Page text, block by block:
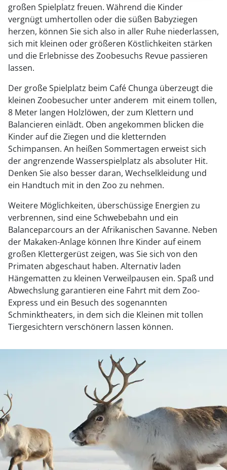
großen Spielplatz freuen. Während die Kinder
vergnügt umhertollen oder die süßen Babyziegen
herzen, können Sie sich also in aller Ruhe niederlassen,
sich mit kleinen oder größeren Köstlichkeiten stärken
und die Erlebnisse des Zoobesuchs Revue passieren
lassen.
Der große Spielplatz beim Café Chunga überzeugt die
kleinen Zoobesucher unter anderem mit einem tollen,
8 Meter langen Holzlöwen, der zum Klettern und
Balancieren einlädt. Oben angekommen blicken die
Kinder auf die Ziegen und die kletternden
Schimpansen. An heißen Sommertagen erweist sich
der angrenzende Wasserspielplatz als absoluter Hit.
Denken Sie also besser daran, Wechselkleidung und
ein Handtuch mit in den Zoo zu nehmen.
Weitere Möglichkeiten, überschüssige Energien zu
verbrennen, sind eine Schwebebahn und ein
Balanceparcours an der Afrikanischen Savanne. Neben
der Makaken-Anlage können Ihre Kinder auf einem
großen Klettergerüst zeigen, was Sie sich von den
Primaten abgeschaut haben. Alternativ laden
Hängematten zu kleinen Verweilpausen ein. Spaß und
Abwechslung garantieren eine Fahrt mit dem Zoo-
Express und ein Besuch des sogenannten
Schminktheaters, in dem sich die Kleinen mit tollen
Tiergesichtern verschönern lassen können.